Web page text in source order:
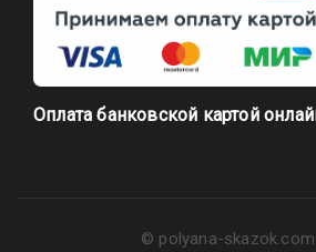
Оплата банковской картой
© polyana-skazok.com